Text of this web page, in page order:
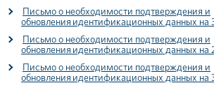
Письмо о необходимости подтверждения и
обновления идентификационных данных на
Письмо о необходимости подтверждения и
обновления идентификационных данных на
Письмо о необходимости подтверждения и
обновления идентификационных данных на